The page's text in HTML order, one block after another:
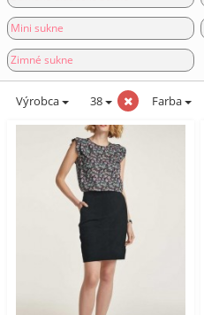
Mini sukne
Zimné sukne
Výrobca 38 Farba